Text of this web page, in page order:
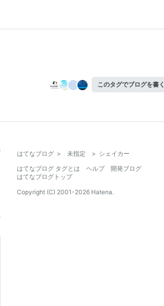
このタグでブログを書く
はてなブログ > 未指定 > シェイカー
はてなブログ タグとは
ヘルプ
開発ブログ
はてなブログトップ
Copyright (C) 2001-2026 Hatena.